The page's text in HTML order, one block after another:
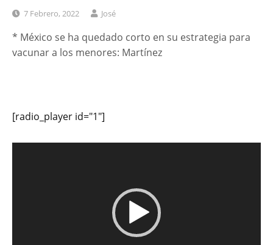
7 Febrero, 2022 José
* México se ha quedado corto en su estrategia para
vacunar a los menores: Martínez
[radio_player id="1"]